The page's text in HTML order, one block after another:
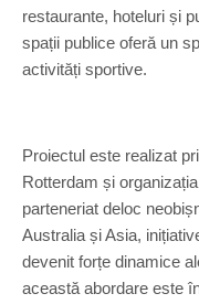
restaurante, hoteluri și
spații publice oferă un
activități sportive.
Proiectul este realizat
Rotterdam și
parteneriat deloc
Australia și Asia,
devenit forțe dinamice
această abordare este